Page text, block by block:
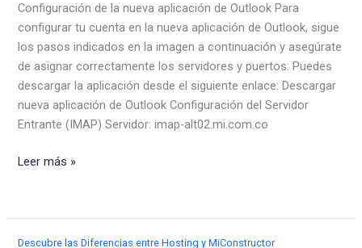
Thunderbird
Configuración de la nueva aplicación de Outlook Para
configurar tu cuenta en la nueva aplicación de Outlook, sigue
los pasos indicados en la imagen a continuación y asegúrate
de asignar correctamente los servidores y puertos: Puedes
descargar la aplicación desde el siguiente enlace: Descargar
nueva aplicación de Outlook Configuración del Servidor
Entrante (IMAP) Servidor: imap-alt02.mi.com.co
Configuración
nueva
aplicación
Leer más »
Descubre las Diferencias entre Hosting y MiConstructor